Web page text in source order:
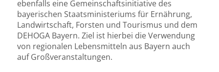
ebenfalls eine Gemeinschaftsinitiative des
bayerischen Staatsministeriums für Ernährung,
Landwirtschaft, Forsten und Tourismus und dem
DEHOGA Bayern. Ziel ist hierbei die Verwendung
von regionalen Lebensmitteln aus Bayern auch
auf Großveranstaltungen.